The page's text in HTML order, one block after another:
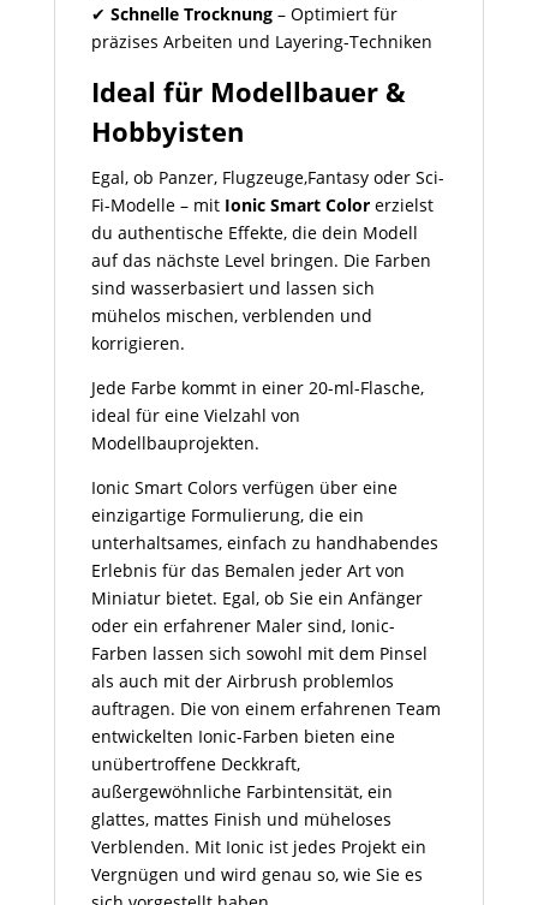
✔ Schnelle Trocknung– Optimiert für
präzises Arbeiten und Layering-Techniken
Ideal für Modellbauer &
Hobbyisten
Egal, ob Panzer, Flugzeuge,Fantasy oder Sci-
Fi-Modelle – mit Ionic Smart Colorerzielst
du authentische Effekte, die dein Modell
auf das nächste Level bringen. Die Farben
sind wasserbasiert und lassen sich
mühelos mischen, verblenden und
korrigieren.
Jede Farbe kommt in einer 20-ml-Flasche,
ideal für eine Vielzahl von
Modellbauprojekten.
Ionic Smart Colors verfügen über eine
einzigartige Formulierung, die ein
unterhaltsames, einfach zu handhabendes
Erlebnis für das Bemalen jeder Art von
Miniatur bietet. Egal, ob Sie ein Anfänger
oder ein erfahrener Maler sind, Ionic-
Farben lassen sich sowohl mit dem Pinsel
als auch mit der Airbrush problemlos
auftragen. Die von einem erfahrenen Team
entwickelten Ionic-Farben bieten eine
unübertroffene Deckkraft,
außergewöhnliche Farbintensität, ein
glattes, mattes Finish und müheloses
Verblenden. Mit Ionic ist jedes Projekt ein
Vergnügen und wird genau so, wie Sie es